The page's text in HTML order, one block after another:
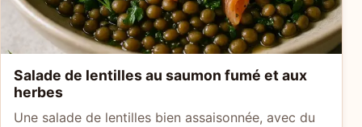
Salade de lentilles au saumon fumé et aux
herbes
Une salade de lentilles bien assaisonnée, avec du